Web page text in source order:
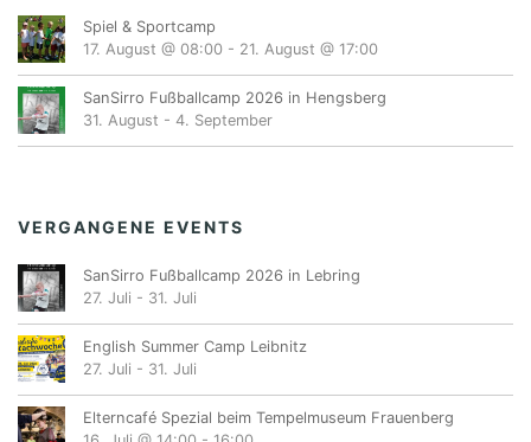
Spiel & Sportcamp
17. August @ 08:00 - 21. August @ 17:00
SanSirro Fußballcamp 2026 in Hengsberg
31. August - 4. September
VERGANGENE EVENTS
SanSirro Fußballcamp 2026 in Lebring
27. Juli - 31. Juli
English Summer Camp Leibnitz
27. Juli - 31. Juli
Elterncafé Spezial beim Tempelmuseum Frauenberg